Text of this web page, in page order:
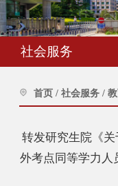
社会服务
首页 / 社会服务 /
转发研究生院《
外考点同等学力人